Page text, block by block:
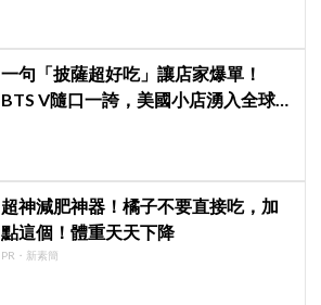
一句「披薩超好吃」讓店家爆單！
BTS V隨口一誇，美國小店湧入全球
超神減肥神器！橘子不要直接吃，加
點這個！體重天天下降
PR・新素簡